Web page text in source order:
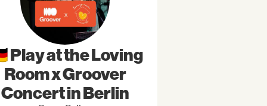
Play at the Loving
Room x Groover
Concert in Berlin